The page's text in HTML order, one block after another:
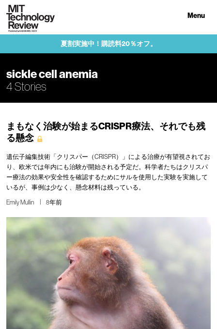
Menu
夏割実施中！購読料20％オフ。
sickle cell anemia
4 Stories
まもなく治験が始まるCRISPR療法、それでも残
る懸念
遺伝子編集技術「クリスパー（CRISPR）」による治療が有望視されてお
り、欧米では年内にも治験が開始される予定だ。科学者たちはクリスパ
ー療法の効果や安全性を確認するためにサルを使用した実験を実施して
いるが、事例は少なく、懸念材料は残っている。
Emily Mullin 8年前